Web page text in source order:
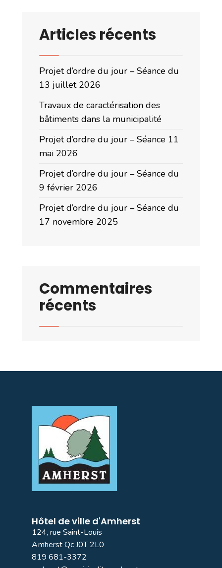
Articles récents
Projet d’ordre du jour – Séance du
13 juillet 2026
Travaux de caractérisation des
bâtiments dans la municipalité
Projet d’ordre du jour – Séance 11
mai 2026
Projet d’ordre du jour – Séance du
9 février 2026
Projet d’ordre du jour – Séance du
17 novembre 2025
Commentaires
récents
Hôtel de ville d'Amherst
124, rue Saint-Louis
Amherst Qc J0T 2L0
819 681-3372